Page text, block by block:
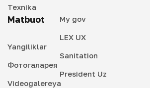
Texnika
Matbuot
Yangiliklar
Фотогаларея
Videogalereya
My gov
LEX UX
Sanitation
President Uz